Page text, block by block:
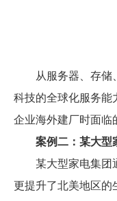
从服务器、存储
科技的全球化服务
企业海外建厂时面临
案例二：某大型
某大型家电集团
更提升了北美地区的